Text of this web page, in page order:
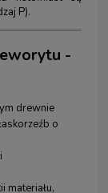
P).
-
drewnie
o
materiału,